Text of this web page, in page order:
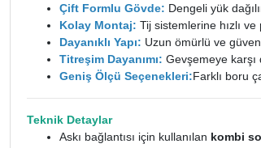
Çift Formlu Gövde: Dengeli yük
Kolay Montaj: Tij sistemlerine hızlı ve
Dayanıklı Yapı: Uzun ömürlü ve
Titreşim Dayanımı: Gevşemeye karşı
Geniş Ölçü Seçenekleri:Farklı boru
Teknik Detaylar
Askı bağlantısı için kullanılan kombi